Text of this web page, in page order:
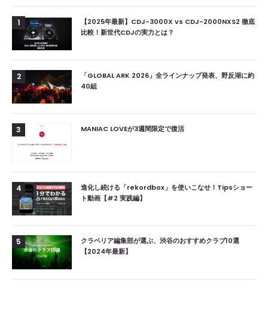
1
【2025年最新】CDJ-3000X vs CDJ-2000NXS2 徹底
比較！新世代CDJの実力とは？
2
「GLOBAL ARK 2026」全ラインナップ発表、野反湖に約
40組
3 MANIAC LOVEが3週間限定で復活
4
進化し続ける「rekordbox」を使いこなせ！Tipsショー
ト動画【#2 実践編】
5
クラベリア編集部が選ぶ、渋谷のおすすめクラブ10選
【2024年最新】